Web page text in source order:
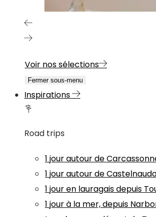
Voir nos sélections
Fermer sous-menu
Inspirations
Road trips
1 jour autour de
1 jour autour de
1 jour en lauragais depuis
1 jour à la mer, depuis